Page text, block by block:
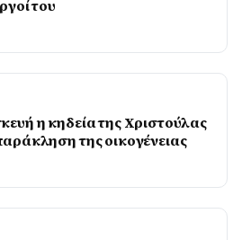
του
η κηδεία της Χριστούλας
της οικογένειας